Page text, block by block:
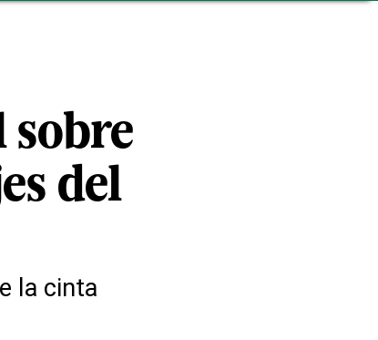
sobre
del
la cinta